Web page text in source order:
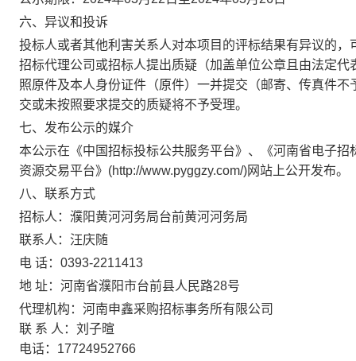
六、异议和投诉
投标人或者其他利害关系人对本项目的评标结果有异议的，
招标代理公司或招标人提出质疑（加盖单位公章且 由法定代
照原件及本人身份证件（原件）一并提交（邮寄、传真件
交或未按照要求提交的质疑将不予受理。
七、 发布公示的媒介
本公示在 《中国招标投标公共服务平台》、《河南省电子
资源交易平台》 (http://www.pyggzy.com/)网站 上公开发布。
八、联系方式
招标人： 濮阳黄河河务局台前黄河河务局
联系人：汪庆随
电 话： 0393-2211413
地 址：河南省濮阳市台前县人民路28号
代理机构： 河南申鑫采购招标事务所有限公司
联 系 人： 刘子暄
电话： 17724952766